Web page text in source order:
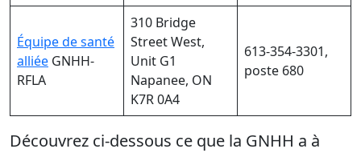
Équipe de santé
alliée GNHH-
RFLA
310 Bridge
Street West,
Unit G1
Napanee, ON
K7R 0A4
613-354-3301,
poste 680
Découvrez ci-dessous ce que la GNHH a à